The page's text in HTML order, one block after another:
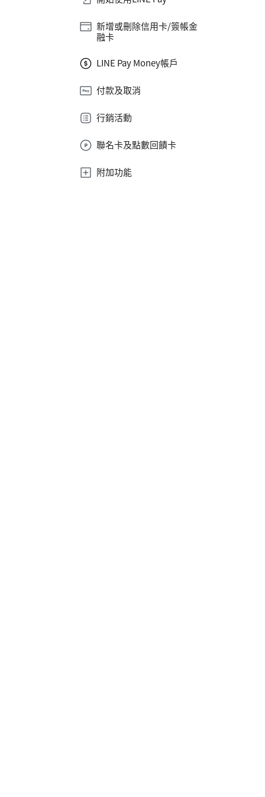
新增或刪除信用卡/簽帳金
融卡
LINE Pay Money帳戶
付款及取消
行銷活動
聯名卡及點數回饋卡
附加功能